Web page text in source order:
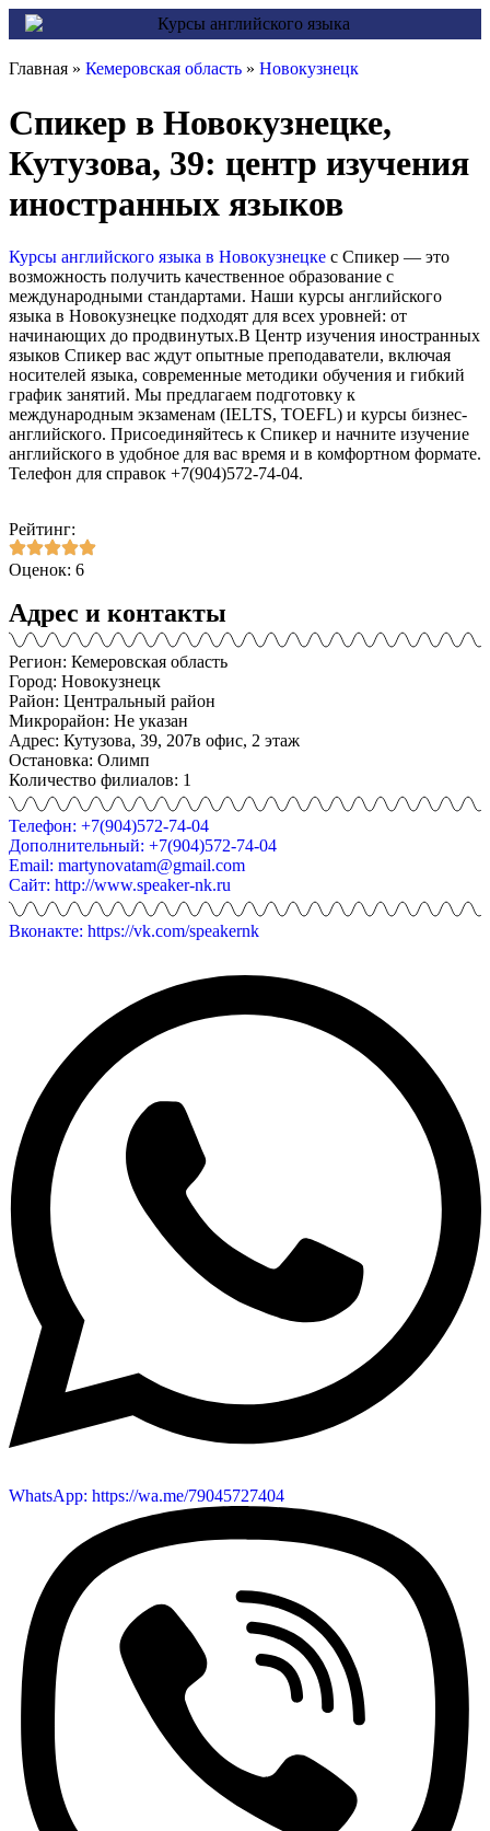
Главная » Кемеровская область » Новокузнецк
Спикер в Новокузнецке,
Кутузова, 39: центр изучения
иностранных языков
Курсы английского языка в Новокузнецке с Спикер — это
возможность получить качественное образование с
международными стандартами. Наши курсы английского
языка в Новокузнецке подходят для всех уровней: от
начинающих до продвинутых.В Центр изучения иностранных
языков Спикер вас ждут опытные преподаватели, включая
носителей языка, современные методики обучения и гибкий
график занятий. Мы предлагаем подготовку к
международным экзаменам (IELTS, TOEFL) и курсы бизнес-
английского. Присоединяйтесь к Спикер и начните изучение
английского в удобное для вас время и в комфортном формате.
Телефон для справок +7(904)572-74-04.
Рейтинг:
Оценок: 6
Адрес и контакты
Регион: Кемеровская область
Город: Новокузнецк
Район: Центральный район
Микрорайон: Не указан
Адрес: Кутузова, 39, 207в офис, 2 этаж
Остановка: Олимп
Количество филиалов: 1
Телефон: +7(904)572-74-04
Дополнительный: +7(904)572-74-04
Email: martynovatam@gmail.com
Сайт: http://www.speaker-nk.ru
Вконакте: https://vk.com/speakernk
WhatsApp: https://wa.me/79045727404